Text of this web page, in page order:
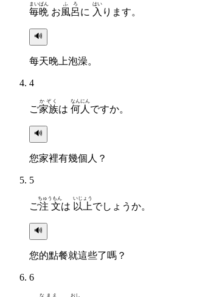
毎晩
まいばん
お風呂
ふろ
に 入
はい
ります。
🔊
每天晚上泡澡。
4
ご家族
かぞく
は 何人
なんにん
ですか。
🔊
您家裡有幾個人？
5
ご注文
ちゅうもん
は 以上
いじょう
でしょうか。
🔊
您的點餐就這些了嗎？
6
なまえ おし